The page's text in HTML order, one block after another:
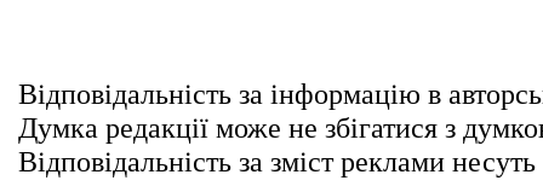
Відповідальність за інформацію в
Думка редакції може не збігатися з
Відповідальність за зміст реклами